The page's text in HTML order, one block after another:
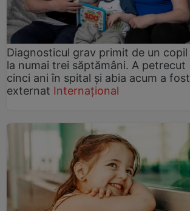
Diagnosticul grav primit de un copil
la numai trei săptămâni. A petrecut
cinci ani în spital și abia acum a fost
externat Internațional